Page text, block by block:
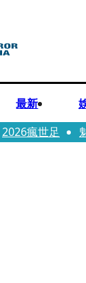
最新
2026瘋世足